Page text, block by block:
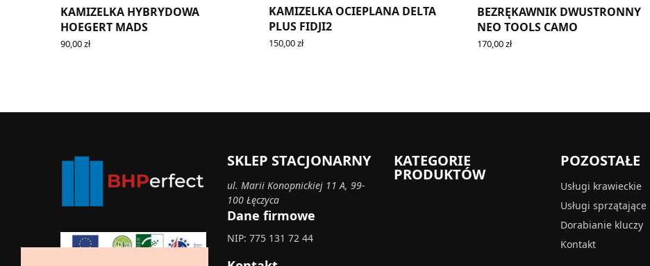
KAMIZELKA HYBRYDOWA
HOEGERT MADS
90,00zł
KAMIZELKA OCIEPLANA DELTA
PLUS FIDJI2
150,00zł
BEZRĘKAWNIK DWUSTRONNY
NEO TOOLS CAMO
170,00zł
SKLEP STACJONARNY
ul. Marii Konopnickiej 11 A, 99-
100 Łęczyca
Dane firmowe
NIP: 775 131 72 44
KATEGORIE
PRODUKTÓW
POZOSTAŁE
Usługi krawieckie
Usługi sprzątające
Dorabianie kluczy
Kontakt